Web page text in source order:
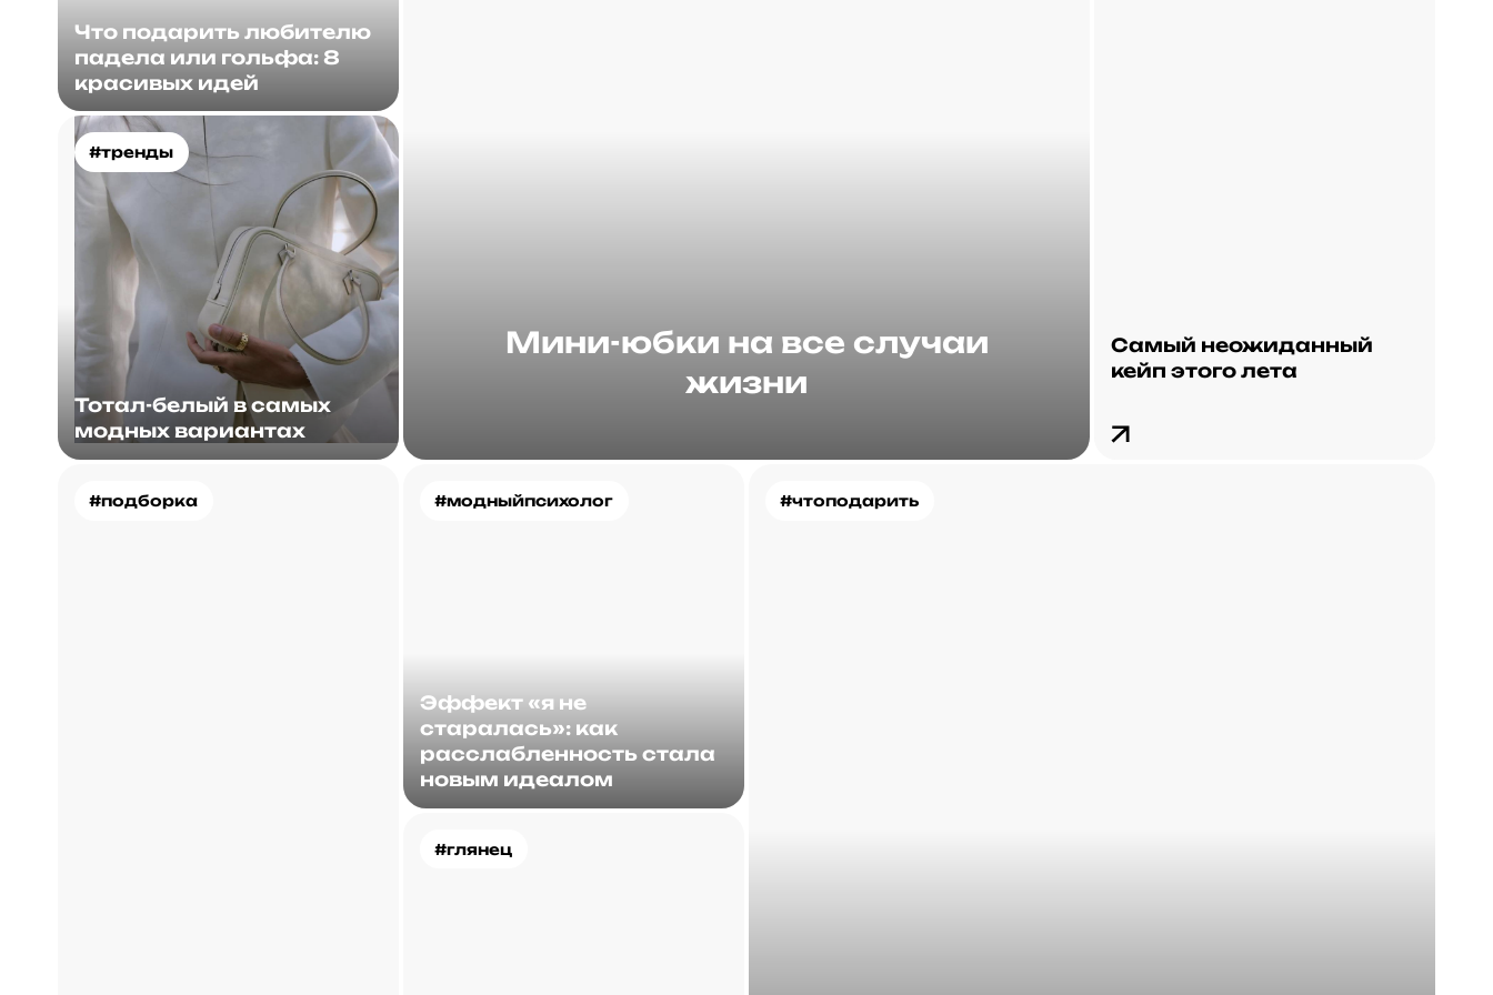
Что подарить любителю
падела или гольфа: 8
красивых идей
Мини-юбки на все случаи
жизни
Самый неожиданный
кейп этого лета
#тренды
Тотал-белый в самых
модных вариантах
#подборка #модныйпсихолог
Эффект «я не
старалась»: как
расслабленность стала
новым идеалом
#чтоподарить
#глянец